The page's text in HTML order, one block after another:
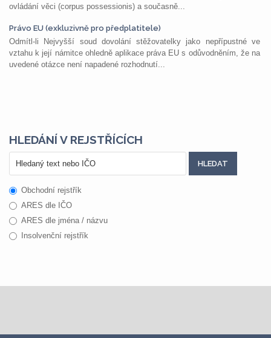
ovládání věci (corpus possessionis) a současně...
Právo EU (exkluzivně pro předplatitele)
Odmítl-li Nejvyšší soud dovolání stěžovatelky jako nepřípustné ve
vztahu k její námitce ohledně aplikace práva EU s odůvodněním, že na
uvedené otázce není napadené rozhodnutí...
HLEDÁNÍ V REJSTŘÍCÍCH
Obchodní rejstřík
ARES dle IČO
ARES dle jména / názvu
Insolvenční rejstřík